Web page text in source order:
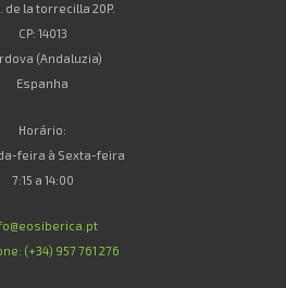
de la torrecilla 20P.
CP: 14013
(Andaluzia)
Espanha
Horário:
feira à Sexta-feira
7:15 a 14:00
(+34) 957 761 276